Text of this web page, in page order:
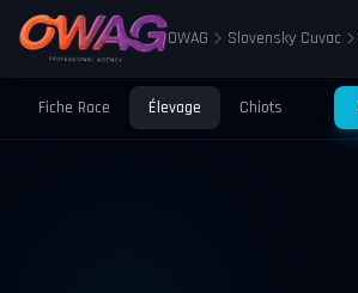
OWAG Slovensky Cuvac
Fiche Race Élevage Chiots